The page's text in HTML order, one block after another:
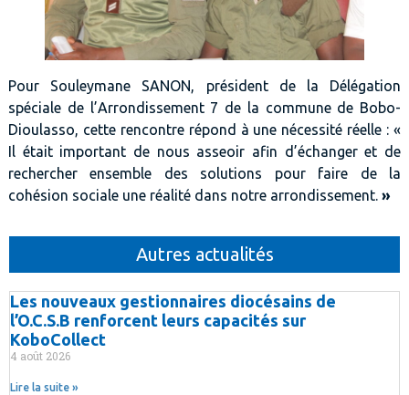
Pour Souleymane SANON, président de la Délégation
spéciale de l’Arrondissement 7 de la commune de Bobo-
Dioulasso, cette rencontre répond à une nécessité réelle : «
Il était important de nous asseoir afin d’échanger et de
rechercher ensemble des solutions pour faire de la
cohésion sociale une réalité dans notre arrondissement. »
Autres actualités
Les nouveaux gestionnaires diocésains de
l’O.C.S.B renforcent leurs capacités sur
KoboCollect
4 août 2026
Lire la suite »